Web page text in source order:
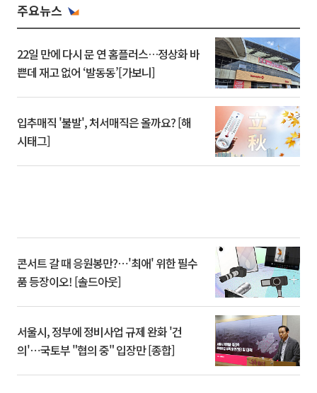
주요뉴스
22일 만에 다시 문 연 홈플러스…정상화 바
쁜데 재고 없어 ‘발동동’[가보니]
입추매직 '불발', 처서매직은 올까요? [해
시태그]
콘서트 갈 때 응원봉만?⋯'최애' 위한 필수
품 등장이오! [솔드아웃]
서울시, 정부에 정비사업 규제 완화 '건
의'⋯국토부 "협의 중" 입장만 [종합]